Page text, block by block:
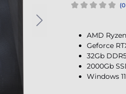
AMD
Geforce
32Gb
2000Gb
Windows